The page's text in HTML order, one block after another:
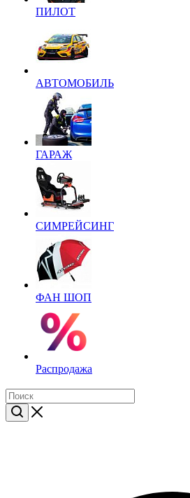
ПИЛОТ
АВТОМОБИЛЬ
ГАРАЖ
СИМРЕЙСИНГ
ФАН ШОП
Распродажа